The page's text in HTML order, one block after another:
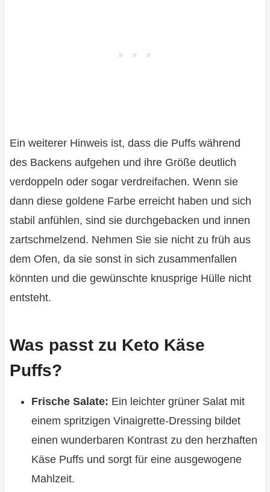
Ein weiterer Hinweis ist, dass die Puffs während
des Backens aufgehen und ihre Größe deutlich
verdoppeln oder sogar verdreifachen. Wenn sie
dann diese goldene Farbe erreicht haben und sich
stabil anfühlen, sind sie durchgebacken und innen
zartschmelzend. Nehmen Sie sie nicht zu früh aus
dem Ofen, da sie sonst in sich zusammenfallen
könnten und die gewünschte knusprige Hülle nicht
entsteht.
Was passt zu Keto Käse
Puffs?
Frische Salate: Ein leichter grüner Salat mit
einem spritzigen Vinaigrette-Dressing bildet
einen wunderbaren Kontrast zu den herzhaften
Käse Puffs und sorgt für eine ausgewogene
Mahlzeit.